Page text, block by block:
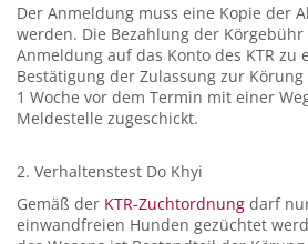
Der Anmeldung muss eine Kopie der
werden. Die Bezahlung der
Anmeldung auf das Konto des KTR zu
Bestätigung der Zulassung zur
1 Woche vor dem Termin mit einer
Meldestelle zugeschickt.
2. Verhaltenstest Do Khyi
Gemäß der KTR-Zuchtordnung darf
einwandfreien Hunden gezüchtet